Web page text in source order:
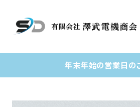
年末年始の営業日の